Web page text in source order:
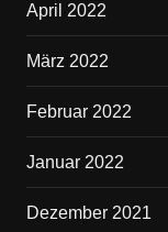
April 2022
März 2022
Februar 2022
Januar 2022
Dezember 2021